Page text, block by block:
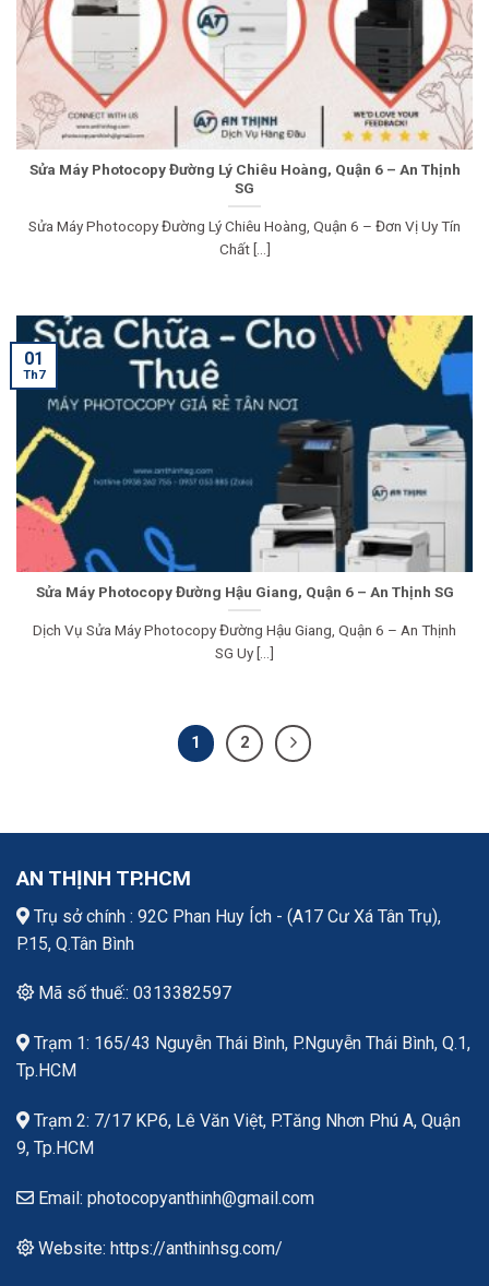
Sửa Máy Photocopy Đường Lý Chiêu Hoàng, Quận 6 – An Thịnh
SG
Sửa Máy Photocopy Đường Lý Chiêu Hoàng, Quận 6 – Đơn Vị Uy Tín
Chất [...]
Sửa Máy Photocopy Đường Hậu Giang, Quận 6 – An Thịnh SG
Dịch Vụ Sửa Máy Photocopy Đường Hậu Giang, Quận 6 – An Thịnh
SG Uy [...]
01
Th7
1 2
AN THỊNH TP.HCM
Trụ sở chính : 92C Phan Huy Ích - (A17 Cư Xá Tân Trụ),
P.15, Q.Tân Bình
Mã số thuế:: 0313382597
Trạm 1: 165/43 Nguyễn Thái Bình, P.Nguyễn Thái Bình, Q.1,
Tp.HCM
Trạm 2: 7/17 KP6, Lê Văn Việt, P.Tăng Nhơn Phú A, Quận
9, Tp.HCM
Email: photocopyanthinh@gmail.com
Website: https://anthinhsg.com/